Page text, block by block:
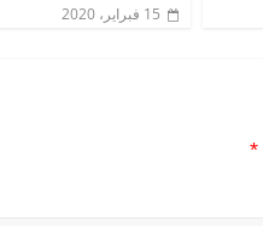
15 فبراير، 2020
*